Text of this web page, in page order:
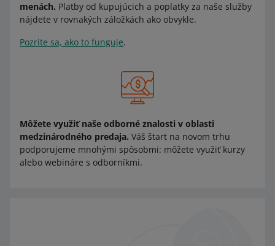
menách. Platby od kupujúcich a poplatky za naše služby
nájdete v rovnakých záložkách ako obvykle.
Pozrite sa, ako to funguje.
Môžete využiť naše odborné znalosti v oblasti
medzinárodného predaja. Váš štart na novom trhu
podporujeme mnohými spôsobmi: môžete využiť kurzy
alebo webináre s odborníkmi.